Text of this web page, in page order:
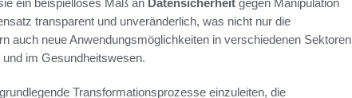
ein beispielloses Maß an Datensicherheit gegen Manipulation
transparent und unveränderlich, was nicht nur die
auch neue Anwendungsmöglichkeiten in verschiedenen Sektoren
im Gesundheitswesen.
Transformationsprozesse einzuleiten, die